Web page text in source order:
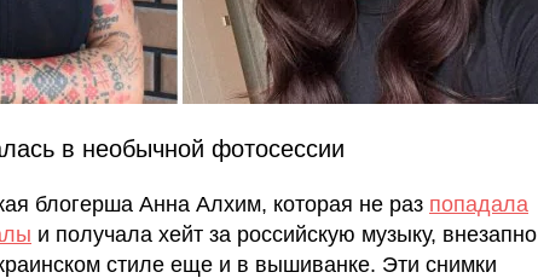
в необычной фотосессии
блогерша Анна Алхим, которая не раз попадала
и получала хейт за российскую музыку, внезапно
стиле еще и в вышиванке. Эти снимки